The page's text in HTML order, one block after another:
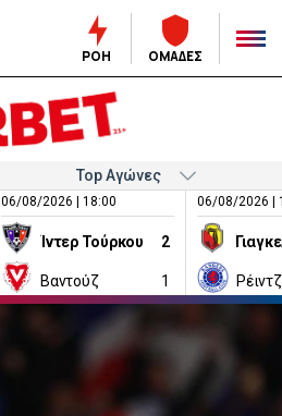
ΡΟΗ ΟΜΑΔΕΣ
06/08/2026 | 18:00
Ίντερ Τούρκου 2
Βαντούζ 1
06/08/2026 |